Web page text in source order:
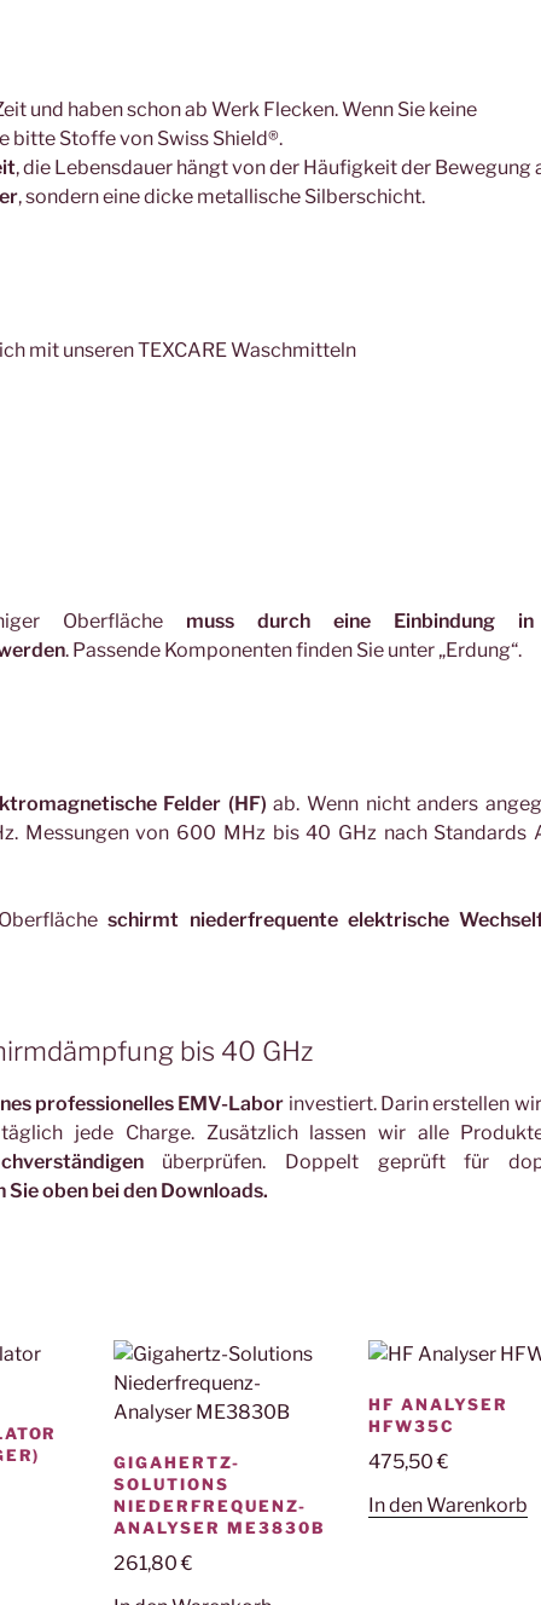
und haben schon ab Werk Flecken. Wenn Sie keine
bitte Stoffe von Swiss Shield®.
, die Lebensdauer hängt von der Häufigkeit der Bewegung
, sondern eine dicke metallische Silberschicht.
mit unseren TEXCARE Waschmitteln
Oberfläche muss durch eine Einbindung
. Passende Komponenten finden Sie unter „Erdung“.
Felder (HF) ab. Wenn nicht anders
Messungen von 600 MHz bis 40 GHz nach Standards
schirmt niederfrequente elektrische
bis 40 GHz
professionelles EMV-Labor investiert. Darin erstellen
jede Charge. Zusätzlich lassen wir alle
überprüfen. Doppelt geprüft für
oben bei den Downloads.
GIGAHERTZ-
SOLUTIONS
NIEDERFREQUENZ-
ANALYSER ME3830B
261,80€
HF ANALYSER
HFW35C
475,50€
In den Warenkorb